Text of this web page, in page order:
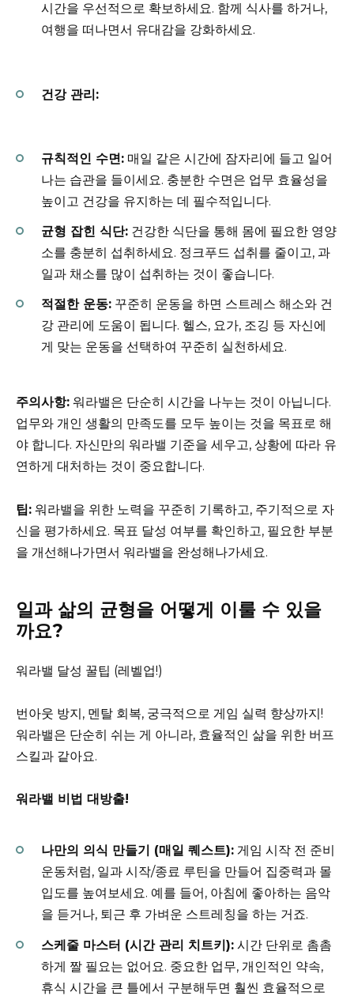
시간을 우선적으로 확보하세요. 함께 식사를 하거나,
여행을 떠나면서 유대감을 강화하세요.
건강 관리:
규칙적인 수면: 매일 같은 시간에 잠자리에 들고 일어
나는 습관을 들이세요. 충분한 수면은 업무 효율성을
높이고 건강을 유지하는 데 필수적입니다.
균형 잡힌 식단: 건강한 식단을 통해 몸에 필요한 영양
소를 충분히 섭취하세요. 정크푸드 섭취를 줄이고, 과
일과 채소를 많이 섭취하는 것이 좋습니다.
적절한 운동: 꾸준히 운동을 하면 스트레스 해소와 건
강 관리에 도움이 됩니다. 헬스, 요가, 조깅 등 자신에
게 맞는 운동을 선택하여 꾸준히 실천하세요.
주의사항: 워라밸은 단순히 시간을 나누는 것이 아닙니다.
업무와 개인 생활의 만족도를 모두 높이는 것을 목표로 해
야 합니다. 자신만의 워라밸 기준을 세우고, 상황에 따라 유
연하게 대처하는 것이 중요합니다.
팁: 워라밸을 위한 노력을 꾸준히 기록하고, 주기적으로 자
신을 평가하세요. 목표 달성 여부를 확인하고, 필요한 부분
을 개선해나가면서 워라밸을 완성해나가세요.
일과 삶의 균형을 어떻게 이룰 수 있을
까요?
워라밸 달성 꿀팁 (레벨업!)
번아웃 방지, 멘탈 회복, 궁극적으로 게임 실력 향상까지!
워라밸은 단순히 쉬는 게 아니라, 효율적인 삶을 위한 버프
스킬과 같아요.
워라밸 비법 대방출!
나만의 의식 만들기 (매일 퀘스트): 게임 시작 전 준비
운동처럼, 일과 시작/종료 루틴을 만들어 집중력과 몰
입도를 높여보세요. 예를 들어, 아침에 좋아하는 음악
을 듣거나, 퇴근 후 가벼운 스트레칭을 하는 거죠.
스케줄 마스터 (시간 관리 치트키): 시간 단위로 촘촘
하게 짤 필요는 없어요. 중요한 업무, 개인적인 약속,
휴식 시간을 큰 틀에서 구분해두면 훨씬 효율적으로